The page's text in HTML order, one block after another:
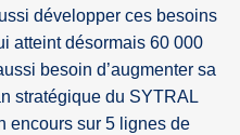
développer ces besoins
atteint désormais 60 000
besoin d’augmenter sa
stratégique du SYTRAL
encours sur 5 lignes de